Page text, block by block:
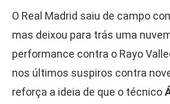
O Real Madrid saiu de campo
mas deixou para trás uma
performance contra o Rayo
nos últimos suspiros contra
reforça a ideia de que o técnico